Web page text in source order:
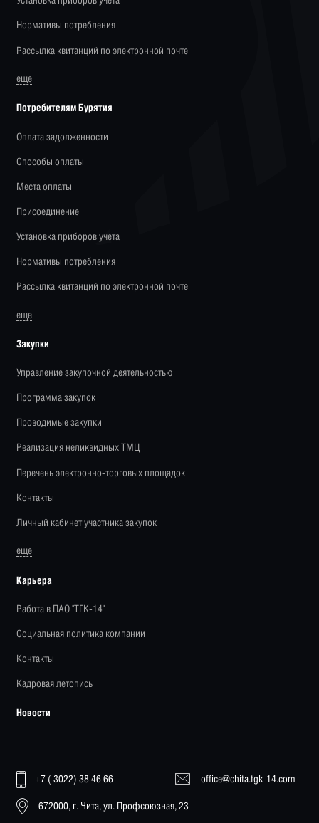
Нормативы потребления
Рассылка квитанций по электронной почте
еще
Потребителям Бурятия
Оплата задолженности
Способы оплаты
Места оплаты
Присоединение
Установка приборов учета
Нормативы потребления
Рассылка квитанций по электронной почте
еще
Закупки
Управление закупочной деятельностью
Программа закупок
Проводимые закупки
Реализация неликвидных ТМЦ
Перечень электронно-торговых площадок
Контакты
Личный кабинет участника закупок
еще
Карьера
Работа в ПАО "ТГК-14"
Социальная политика компании
Контакты
Кадровая летопись
Новости
+7 ( 3022) 38 46 66 office@chita.tgk-14.com
672000, г. Чита, ул. Профсоюзная, 23